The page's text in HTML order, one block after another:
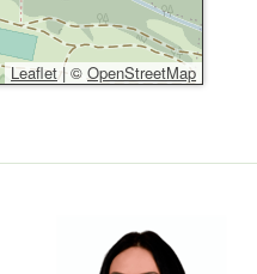
Leaflet |© OpenStreetMap